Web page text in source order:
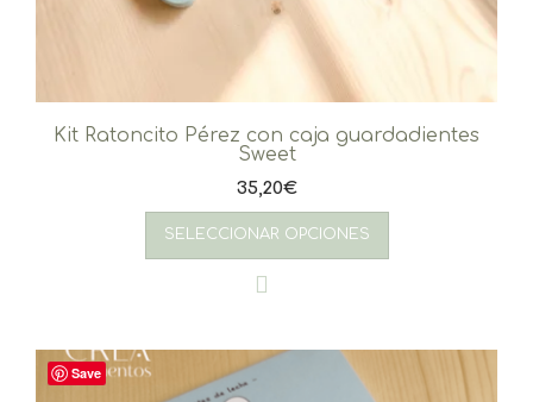
Kit Ratoncito Pérez con caja guardadientes
Sweet
35,20€
SELECCIONAR OPCIONES
Save